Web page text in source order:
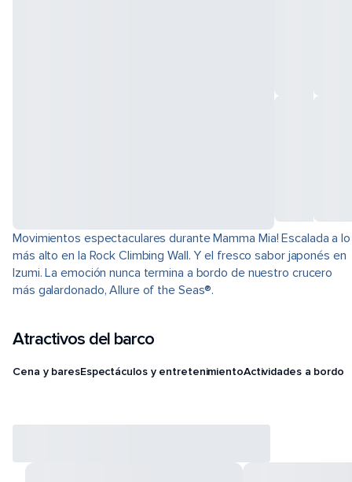
Movimientos espectaculares durante Mamma Mia! Escalada a lo
más alto en la Rock Climbing Wall. Y el fresco sabor japonés en
Izumi. La emoción nunca termina a bordo de nuestro crucero
más galardonado, Allure of the Seas®.
Atractivos del barco
Cena y baresEspectáculos y entretenimientoActividades a bordo